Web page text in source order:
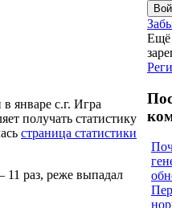
январе с.г. Игра
получать статистику
страница статистики
раз, реже выпадал
Ещё